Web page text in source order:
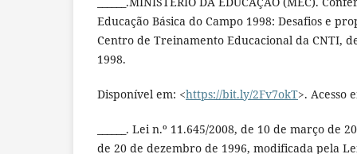
Educação Básica do Campo 1998: Desafios e
Centro de Treinamento Educacional da CNTI,
1998.
Disponível em: <https://bit.ly/2Fv7okT>. Acesso
______. Lei n.º 11.645/2008, de 10 de março de
de 20 de dezembro de 1996, modificada pela